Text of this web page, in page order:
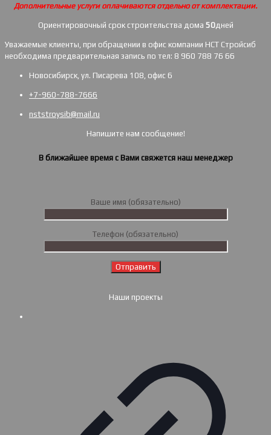
Дополнительные услуги оплачиваются отдельно от комплектации.
Ориентировочный срок строительства дома 50дней
Уважаемые клиенты, при обращении в офис компании НСТ Стройсиб
необходима предварительная запись по тел: 8 960 788 76 66
Новосибирск, ул. Писарева 108, офис 6
+7-960-788-7666
nststroysib@mail.ru
Напишите нам сообщение!
В ближайшее время с Вами свяжется наш менеджер
Ваше имя (обязательно)
Телефон (обязательно)
Наши проекты